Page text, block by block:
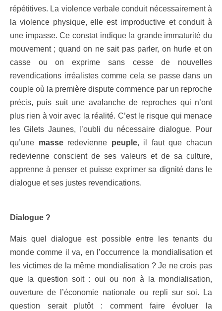
répétitives. La violence verbale conduit nécessairement à
la violence physique, elle est improductive et conduit à
une impasse. Ce constat indique la grande immaturité du
mouvement ; quand on ne sait pas parler, on hurle et on
casse ou on exprime sans cesse de nouvelles
revendications irréalistes comme cela se passe dans un
couple où la première dispute commence par un reproche
précis, puis suit une avalanche de reproches qui n’ont
plus rien à voir avec la réalité. C’est le risque qui menace
les Gilets Jaunes, l’oubli du nécessaire dialogue. Pour
qu’une masse redevienne peuple, il faut que chacun
redevienne conscient de ses valeurs et de sa culture,
apprenne à penser et puisse exprimer sa dignité dans le
dialogue et ses justes revendications.
Dialogue ?
Mais quel dialogue est possible entre les tenants du
monde comme il va, en l’occurrence la mondialisation et
les victimes de la même mondialisation ? Je ne crois pas
que la question soit : oui ou non à la mondialisation,
ouverture de l’économie nationale ou repli sur soi. La
question serait plutôt : comment faire évoluer la